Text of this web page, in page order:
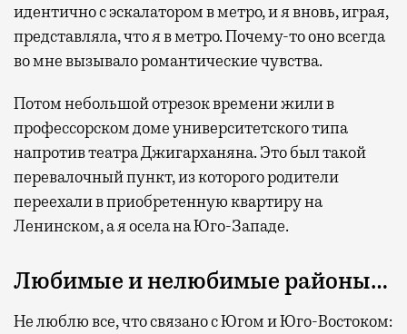
идентично с эскалатором в метро, и я вновь, играя,
представляла, что я в метро. Почему-то оно всегда
во мне вызывало романтические чувства.
Потом небольшой отрезок времени жили в
профессорском доме университетского типа
напротив театра Джигарханяна. Это был такой
перевалочный пункт, из которого родители
переехали в приобретенную квартиру на
Ленинском, а я осела на Юго-Западе.
Любимые и нелюбимые районы…
Не люблю все, что связано с Югом и Юго-Востоком: